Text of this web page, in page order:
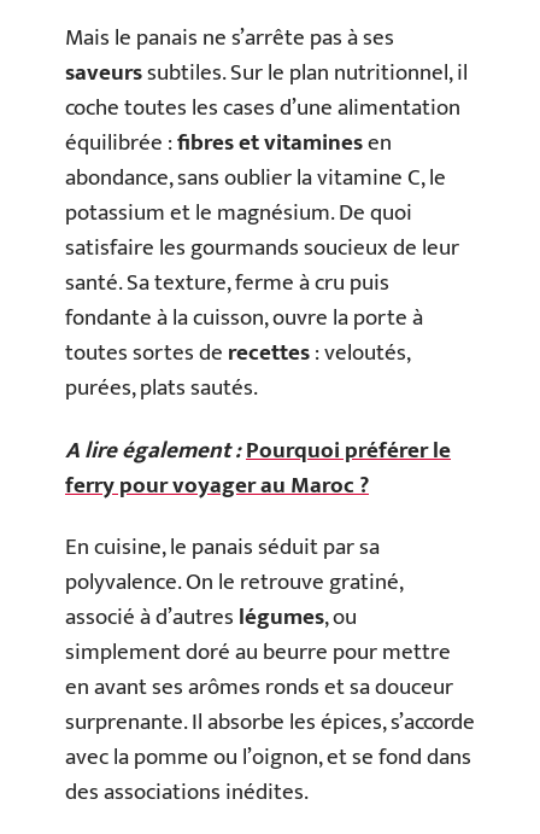
Mais le panais ne s’arrête pas à ses
saveurssubtiles. Sur le plan nutritionnel, il
coche toutes les cases d’une alimentation
équilibrée :fibres et vitaminesen
abondance, sans oublier la vitamine C, le
potassium et le magnésium. De quoi
satisfaire les gourmands soucieux de leur
santé. Sa texture, ferme à cru puis
fondante à la cuisson, ouvre la porte à
toutes sortes derecettes: veloutés,
purées, plats sautés.
A lire également :Pourquoi préférer le
ferry pour voyager au Maroc ?
En cuisine, le panais séduit par sa
polyvalence. On le retrouve gratiné,
associé à d’autreslégumes, ou
simplement doré au beurre pour mettre
en avant ses arômes ronds et sa douceur
surprenante. Il absorbe les épices, s’accorde
avec la pomme ou l’oignon, et se fond dans
des associations inédites.